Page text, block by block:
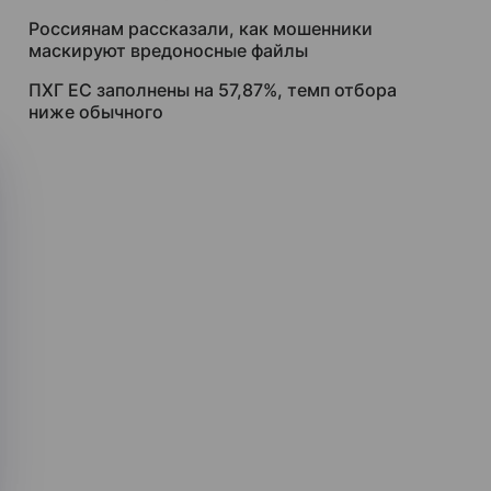
Россиянам рассказали, как мошенники
маскируют вредоносные файлы
ПХГ ЕС заполнены на 57,87%, темп отбора
ниже обычного